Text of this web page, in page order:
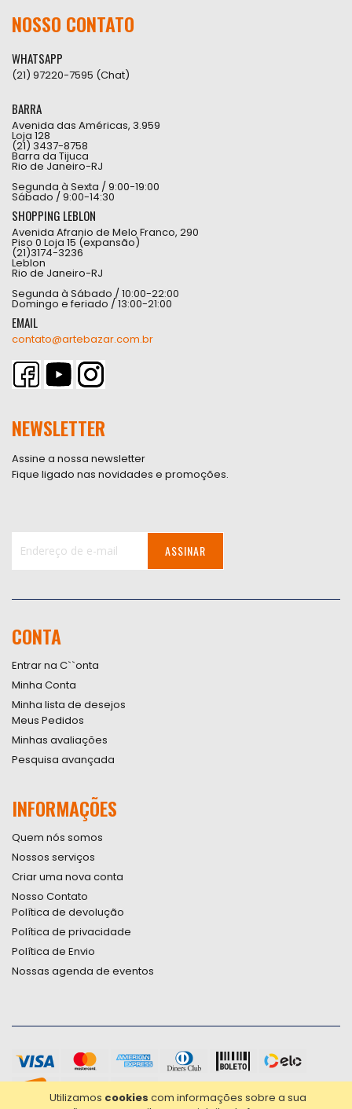
Utilizamos cookies com informações sobre a sua
NOSSO CONTATO
WHATSAPP
(21) 97220-7595 (Chat)
BARRA
Avenida das Américas, 3.959
Loja 128
(21) 3437-8758
Barra da Tijuca
Rio de Janeiro-RJ
Segunda à Sexta / 9:00-19:00
Sábado / 9:00-14:30
SHOPPING LEBLON
Avenida Afranio de Melo Franco, 290
Piso 0 Loja 15 (expansão)
(21)3174-3236
Leblon
Rio de Janeiro-RJ
Segunda à Sábado / 10:00-22:00
Domingo e feriado / 13:00-21:00
EMAIL
contato@artebazar.com.br
NEWSLETTER
Assine a nossa newsletter
Fique ligado nas novidades e promoções.
Newsletter:
ASSINAR
CONTA
Entrar na C``onta
Minha Conta
Minha lista de desejos
Meus Pedidos
Minhas avaliações
Pesquisa avançada
INFORMAÇÕES
Quem nós somos
Nossos serviços
Criar uma nova conta
Nosso Contato
Política de devolução
Política de privacidade
Política de Envio
Nossas agenda de eventos